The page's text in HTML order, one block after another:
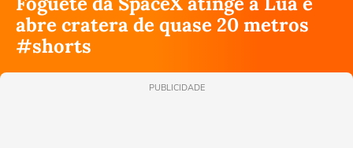
abre cratera de quase 20 metros
#shorts
PUBLICIDADE